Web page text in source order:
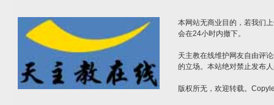
本网站无商业目的，若我们
会在24小时内撤下。
天主教在线维护网友自由评
的立场。本站绝对禁止发布
版权所无，欢迎转载。